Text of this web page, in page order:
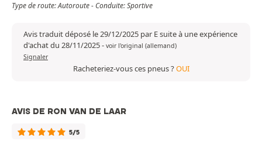
Type de route: Autoroute - Conduite: Sportive
Avis traduit déposé le 29/12/2025 par E suite à une expérience
d'achat du 28/11/2025- voir l'original (allemand)
Signaler
Racheteriez-vous ces pneus ?OUI
AVIS DE RON VAN DE LAAR
5/5